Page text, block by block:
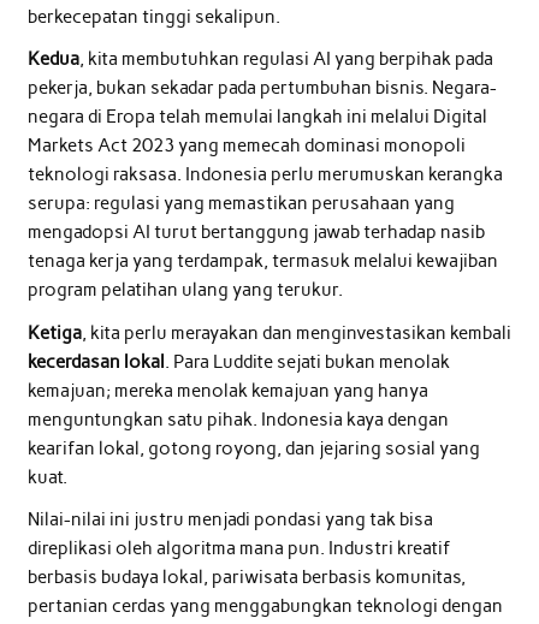
berkecepatan tinggi sekalipun.
Kedua, kita membutuhkan regulasi AI yang berpihak pada
pekerja, bukan sekadar pada pertumbuhan bisnis. Negara-
negara di Eropa telah memulai langkah ini melalui Digital
Markets Act 2023 yang memecah dominasi monopoli
teknologi raksasa. Indonesia perlu merumuskan kerangka
serupa: regulasi yang memastikan perusahaan yang
mengadopsi AI turut bertanggung jawab terhadap nasib
tenaga kerja yang terdampak, termasuk melalui kewajiban
program pelatihan ulang yang terukur.
Ketiga, kita perlu merayakan dan menginvestasikan kembali
kecerdasan lokal. Para Luddite sejati bukan menolak
kemajuan; mereka menolak kemajuan yang hanya
menguntungkan satu pihak. Indonesia kaya dengan
kearifan lokal, gotong royong, dan jejaring sosial yang
kuat.
Nilai-nilai ini justru menjadi pondasi yang tak bisa
direplikasi oleh algoritma mana pun. Industri kreatif
berbasis budaya lokal, pariwisata berbasis komunitas,
pertanian cerdas yang menggabungkan teknologi dengan